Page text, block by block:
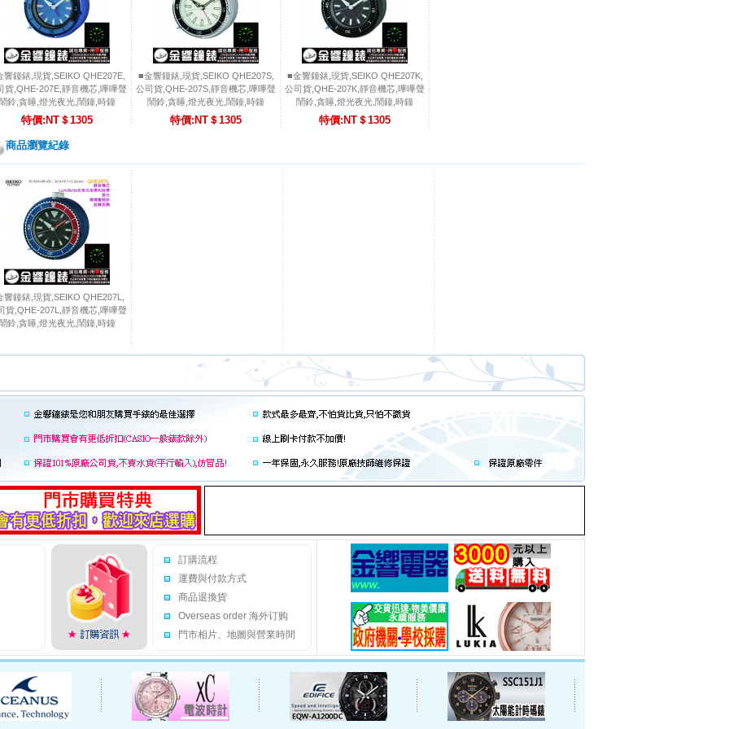
響鐘錶,現貨,SEIKO QHE207E,
貨,QHE-207E,靜音機芯,嗶嗶聲
鬧鈴,貪睡,燈光夜光,鬧鐘,時鐘
特價:NT＄1305
■金響鐘錶,現貨,SEIKO QHE207S,
公司貨,QHE-207S,靜音機芯,嗶嗶聲
鬧鈴,貪睡,燈光夜光,鬧鐘,時鐘
特價:NT＄1305
■金響鐘錶,現貨,SEIKO QHE207K,
公司貨,QHE-207K,靜音機芯,嗶嗶聲
鬧鈴,貪睡,燈光夜光,鬧鐘,時鐘
特價:NT＄1305
商品瀏覽紀錄
響鐘錶,現貨,SEIKO QHE207L,
貨,QHE-207L,靜音機芯,嗶嗶聲
鬧鈴,貪睡,燈光夜光,鬧鐘,時鐘
訂購流程
運費與付款方式
商品退換貨
Overseas order 海外订购
門市相片、地圖與營業時間